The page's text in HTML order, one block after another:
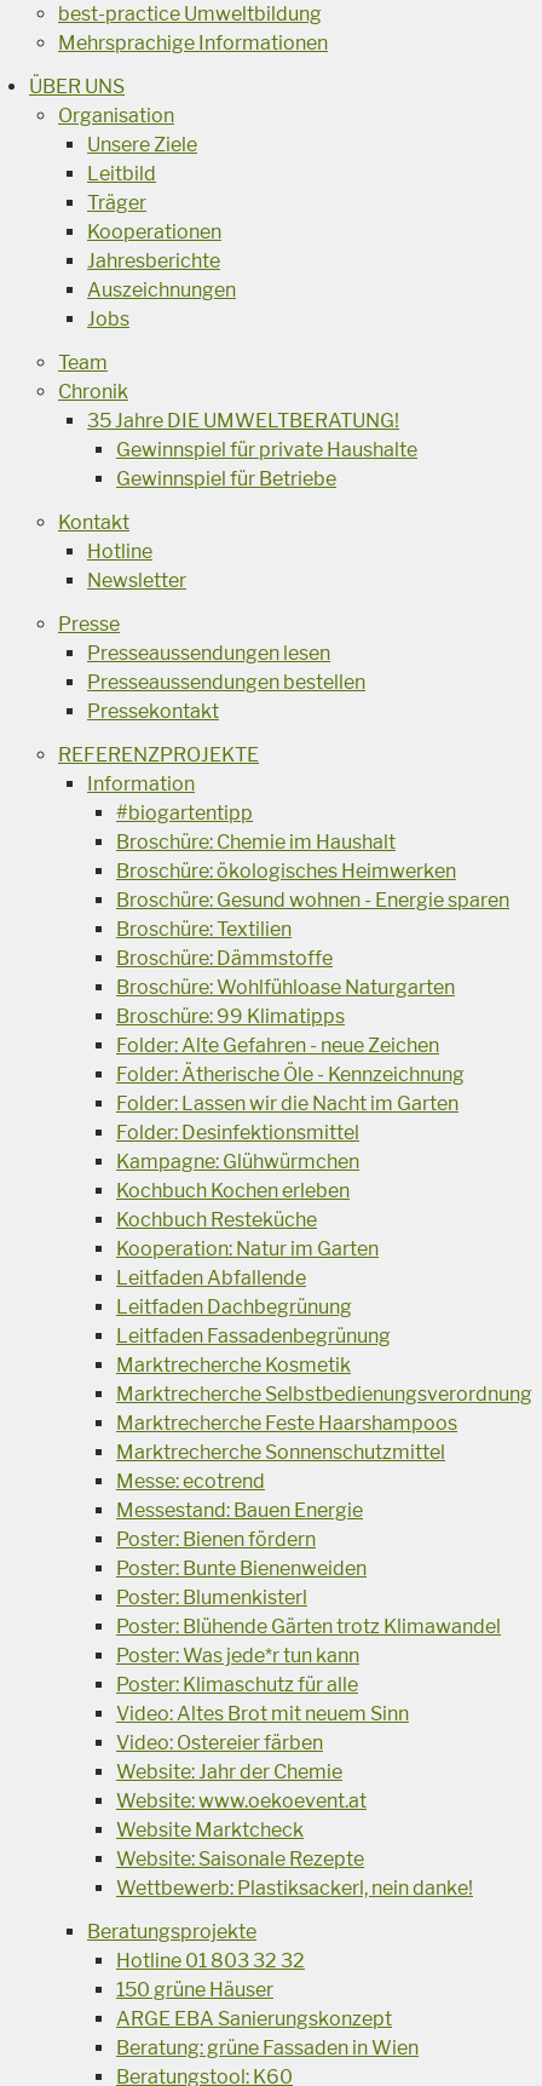
best-practice Umweltbildung
Mehrsprachige Informationen
ÜBER UNS
Organisation
Unsere Ziele
Leitbild
Träger
Kooperationen
Jahresberichte
Auszeichnungen
Jobs
Team
Chronik
35 Jahre DIE UMWELTBERATUNG!
Gewinnspiel für private Haushalte
Gewinnspiel für Betriebe
Kontakt
Hotline
Newsletter
Presse
Presseaussendungen lesen
Presseaussendungen bestellen
Pressekontakt
REFERENZPROJEKTE
Information
#biogartentipp
Broschüre: Chemie im Haushalt
Broschüre: ökologisches Heimwerken
Broschüre: Gesund wohnen - Energie sparen
Broschüre: Textilien
Broschüre: Dämmstoffe
Broschüre: Wohlfühloase Naturgarten
Broschüre: 99 Klimatipps
Folder: Alte Gefahren - neue Zeichen
Folder: Ätherische Öle - Kennzeichnung
Folder: Lassen wir die Nacht im Garten
Folder: Desinfektionsmittel
Kampagne: Glühwürmchen
Kochbuch Kochen erleben
Kochbuch Resteküche
Kooperation: Natur im Garten
Leitfaden Abfallende
Leitfaden Dachbegrünung
Leitfaden Fassadenbegrünung
Marktrecherche Kosmetik
Marktrecherche Selbstbedienungsverordnung
Marktrecherche Feste Haarshampoos
Marktrecherche Sonnenschutzmittel
Messe: ecotrend
Messestand: Bauen Energie
Poster: Bienen fördern
Poster: Bunte Bienenweiden
Poster: Blumenkisterl
Poster: Blühende Gärten trotz Klimawandel
Poster: Was jede*r tun kann
Poster: Klimaschutz für alle
Video: Altes Brot mit neuem Sinn
Video: Ostereier färben
Website: Jahr der Chemie
Website: www.oekoevent.at
Website Marktcheck
Website: Saisonale Rezepte
Wettbewerb: Plastiksackerl, nein danke!
Beratungsprojekte
Hotline 01 803 32 32
150 grüne Häuser
ARGE EBA Sanierungskonzept
Beratung: grüne Fassaden in Wien
Beratungstool: K60